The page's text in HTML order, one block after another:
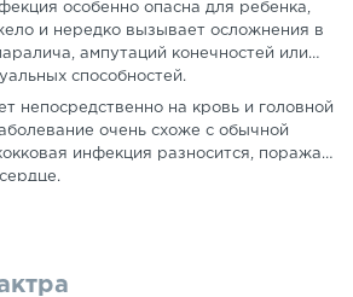
особенно опасна для ребенка,
и нередко вызывает осложнения в
ампутаций конечностей или
способностей.
непосредственно на кровь и головной
очень схоже с обычной
инфекция разносится, поражая